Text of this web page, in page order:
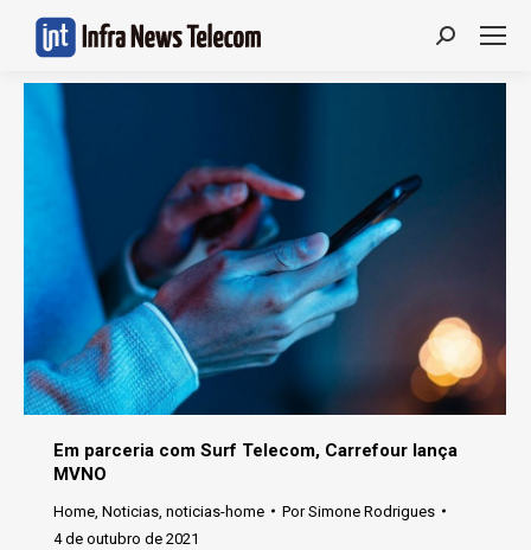
Search:
Em parceria com Surf Telecom, Carrefour lança
MVNO
Home Noticias noticias-home PorSimone Rodrigues
4 de outubro de 2021